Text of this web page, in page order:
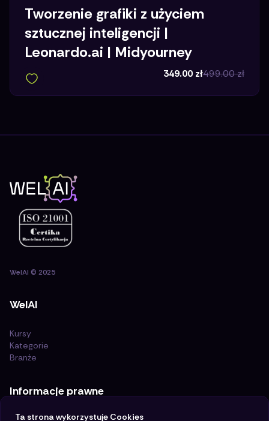
Tworzenie grafiki z użyciem
sztucznej inteligencji |
Leonardo.ai | Midyourney
349.00 zł499.00zł
WelAI © 2025
WelAI
Kursy
Kategorie
Branże
Informacje prawne
Ta strona wykorzystuje Cookies